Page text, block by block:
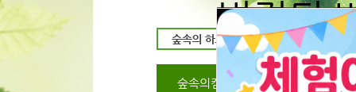
예약시 입금자명
동일하게 해주세
서로 다를시 취
변경된
숲속의캠핑장 캠핑장 미리보